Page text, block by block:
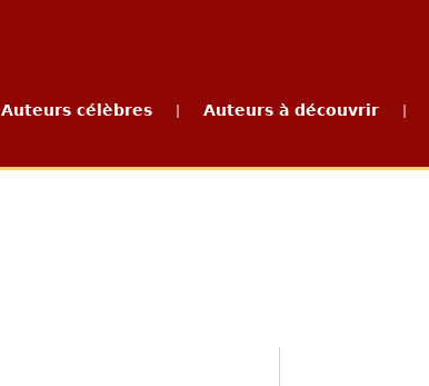
Auteurs célèbres Auteurs à découvrir